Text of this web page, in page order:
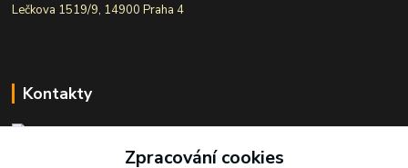
Lečkova 1519/9, 14900 Praha 4
Kontakty
Ivana ŠikováZpracování cookies